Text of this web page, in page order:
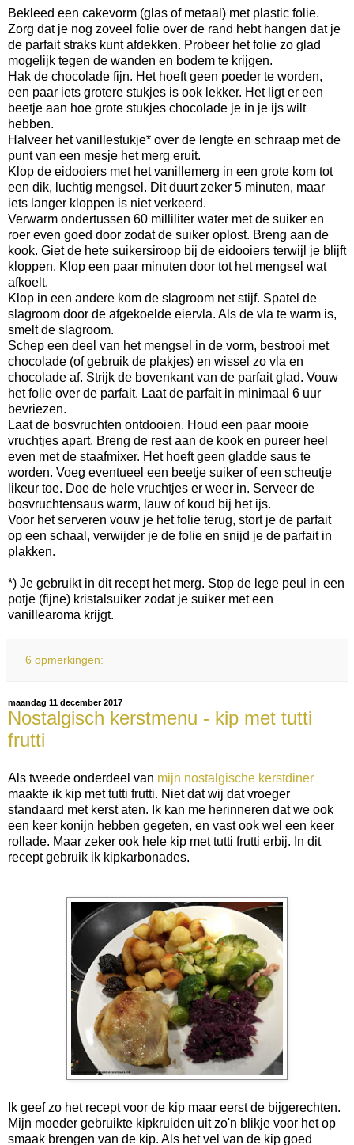
Bekleed een cakevorm (glas of metaal) met plastic folie.
Zorg dat je nog zoveel folie over de rand hebt hangen dat je
de parfait straks kunt afdekken. Probeer het folie zo glad
mogelijk tegen de wanden en bodem te krijgen.
Hak de chocolade fijn. Het hoeft geen poeder te worden,
een paar iets grotere stukjes is ook lekker. Het ligt er een
beetje aan hoe grote stukjes chocolade je in je ijs wilt
hebben.
Halveer het vanillestukje* over de lengte en schraap met de
punt van een mesje het merg eruit.
Klop de eidooiers met het vanillemerg in een grote kom tot
een dik, luchtig mengsel. Dit duurt zeker 5 minuten, maar
iets langer kloppen is niet verkeerd.
Verwarm ondertussen 60 milliliter water met de suiker en
roer even goed door zodat de suiker oplost. Breng aan de
kook. Giet de hete suikersiroop bij de eidooiers terwijl je blijft
kloppen. Klop een paar minuten door tot het mengsel wat
afkoelt.
Klop in een andere kom de slagroom net stijf. Spatel de
slagroom door de afgekoelde eiervla. Als de vla te warm is,
smelt de slagroom.
Schep een deel van het mengsel in de vorm, bestrooi met
chocolade (of gebruik de plakjes) en wissel zo vla en
chocolade af. Strijk de bovenkant van de parfait glad. Vouw
het folie over de parfait. Laat de parfait in minimaal 6 uur
bevriezen.
Laat de bosvruchten ontdooien. Houd een paar mooie
vruchtjes apart. Breng de rest aan de kook en pureer heel
even met de staafmixer. Het hoeft geen gladde saus te
worden. Voeg eventueel een beetje suiker of een scheutje
likeur toe. Doe de hele vruchtjes er weer in. Serveer de
bosvruchtensaus warm, lauw of koud bij het ijs.
Voor het serveren vouw je het folie terug, stort je de parfait
op een schaal, verwijder je de folie en snijd je de parfait in
plakken.
*) Je gebruikt in dit recept het merg. Stop de lege peul in een
potje (fijne) kristalsuiker zodat je suiker met een
vanillearoma krijgt.
6 opmerkingen:
maandag 11 december 2017
Nostalgisch kerstmenu - kip met tutti
frutti
Als tweede onderdeel van mijn nostalgische kerstdiner
maakte ik kip met tutti frutti. Niet dat wij dat vroeger
standaard met kerst aten. Ik kan me herinneren dat we ook
een keer konijn hebben gegeten, en vast ook wel een keer
rollade. Maar zeker ook hele kip met tutti frutti erbij. In dit
recept gebruik ik kipkarbonades.
Ik geef zo het recept voor de kip maar eerst de bijgerechten.
Mijn moeder gebruikte kipkruiden uit zo'n blikje voor het op
smaak brengen van de kip. Als het vel van de kip goed